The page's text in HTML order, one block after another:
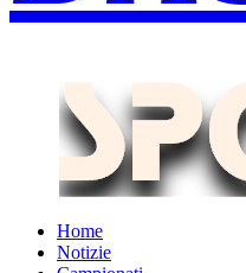
Home
Notizie